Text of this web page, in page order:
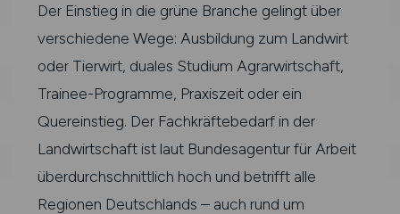
Der Einstieg in die grüne Branche gelingt über
verschiedene Wege: Ausbildung zum Landwirt
oder Tierwirt, duales Studium Agrarwirtschaft,
Trainee-Programme, Praxiszeit oder ein
Quereinstieg. Der Fachkräftebedarf in der
Landwirtschaft ist laut Bundesagentur für Arbeit
überdurchschnittlich hoch und betrifft alle
Regionen Deutschlands – auch rund um